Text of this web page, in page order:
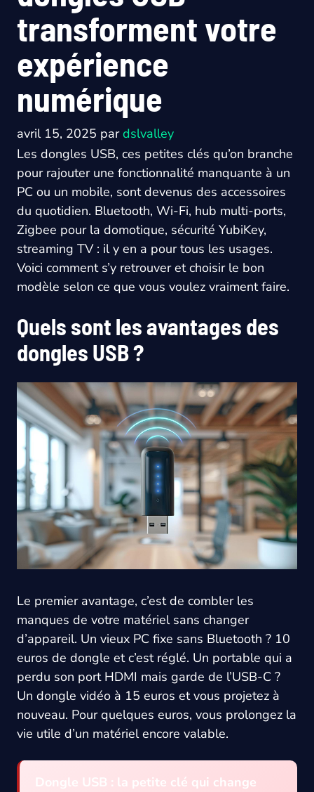
transforment votre
expérience
numérique
avril 15, 2025 pardslvalley
Les dongles USB, ces petites clés qu’on branche
pour rajouter une fonctionnalité manquante à un
PC ou un mobile, sont devenus des accessoires
du quotidien. Bluetooth, Wi-Fi, hub multi-ports,
Zigbee pour la domotique, sécurité YubiKey,
streaming TV : il y en a pour tous les usages.
Voici comment s’y retrouver et choisir le bon
modèle selon ce que vous voulez vraiment faire.
Quels sont les avantages des
dongles USB ?
Le premier avantage, c’est de combler les
manques de votre matériel sans changer
d’appareil. Un vieux PC fixe sans Bluetooth ? 10
euros de dongle et c’est réglé. Un portable qui a
perdu son port HDMI mais garde de l’USB-C ?
Un dongle vidéo à 15 euros et vous projetez à
nouveau. Pour quelques euros, vous prolongez la
vie utile d’un matériel encore valable.
Dongle USB : la petite clé qui change